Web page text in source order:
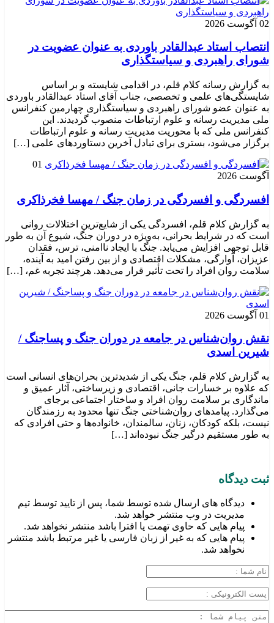
02 آگوست 2026
انتصاب استاد عبدالقادر باوردی به عنوان عضویت در
شورای راهبردی و سیاستگذاری
به گزارش رسانه کلام قلم، در اقدامی شایسته و بر اساس
شایستگی‌های علمی و تخصصی، جناب آقای استاد عبدالقادر باوردی
به عنوان عضو شورای راهبردی و سیاستگذاری چهارمین کنفرانس
ملی مدیریت رسانه و علوم ارتباطات منصوب گردیدند. این
کنفرانس ملی که با محوریت مدیریت رسانه و علوم ارتباطات
برگزار می‌شود، بستری برای تبادل آخرین دستاوردهای علمی […]
01
آگوست 2026
افسردگی و افسردگی در زمان جنگ / مهسا فخرذاکری
به گزارش کلام قلم، افسردگی یکی از شایع‌ترین اختلالات روانی
است که در شرایط بحرانی، به‌ویژه در دوران جنگ، شیوع آن به طور
قابل توجهی افزایش می‌یابد. جنگ با ایجاد ناامنی، ترس، فقدان
عزیزان، آوارگی، مشکلات اقتصادی و از بین رفتن امید به آینده،
سلامت روان افراد را تحت تأثیر قرار می‌دهد. هرچند تجربه غم، […]
01 آگوست 2026
نقش روان‌شناس در جامعه در دوران جنگ و پساجنگ /
شیرین اسدی
به گزارش کلام قلم، جنگ یکی از شدیدترین بحران‌های انسانی است
که علاوه بر خسارات جانی، اقتصادی و زیرساختی، آثار عمیق و
ماندگاری بر سلامت روان افراد و ساختار اجتماعی برجای
می‌گذارد. پیامدهای روان‌شناختی جنگ تنها محدود به رزمندگان
نیست، بلکه کودکان، زنان، سالمندان، خانواده‌ها و حتی افرادی که
به طور مستقیم درگیر جنگ نبوده‌اند […]
ثبت دیدگاه
دیدگاه های ارسال شده توسط شما، پس از تایید توسط تیم
مدیریت در وب منتشر خواهد شد.
پیام هایی که حاوی تهمت یا افترا باشد منتشر نخواهد شد.
پیام هایی که به غیر از زبان فارسی یا غیر مرتبط باشد منتشر
نخواهد شد.